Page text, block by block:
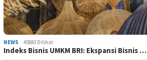
NEWS 45880 Dilihat
Indeks Bisnis UMKM BRI: Ekspansi Bisnis …